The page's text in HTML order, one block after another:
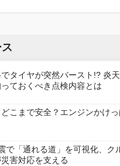
タイヤが突然バースト!? 炎
っておくべき点検内容とは
こまで安全？エンジンかけ
で「通れる道」を可視化、ク
害対応を支える